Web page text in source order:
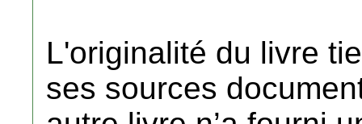
L'originalité du livre
ses sources